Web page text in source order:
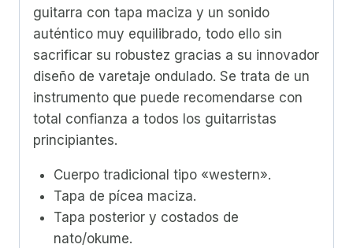
guitarra con tapa maciza y un sonido
auténtico muy equilibrado, todo ello sin
sacrificar su robustez gracias a su innovador
diseño de varetaje ondulado. Se trata de un
instrumento que puede recomendarse con
total confianza a todos los guitarristas
principiantes.
Cuerpo tradicional tipo «western».
Tapa de pícea maciza.
Tapa posterior y costados de
nato/okume.